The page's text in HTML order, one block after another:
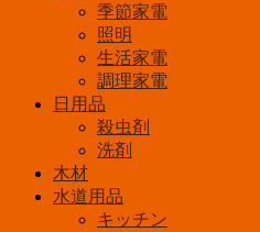
季節家電
照明
生活家電
調理家電
日用品
殺虫剤
洗剤
木材
水道用品
キッチン